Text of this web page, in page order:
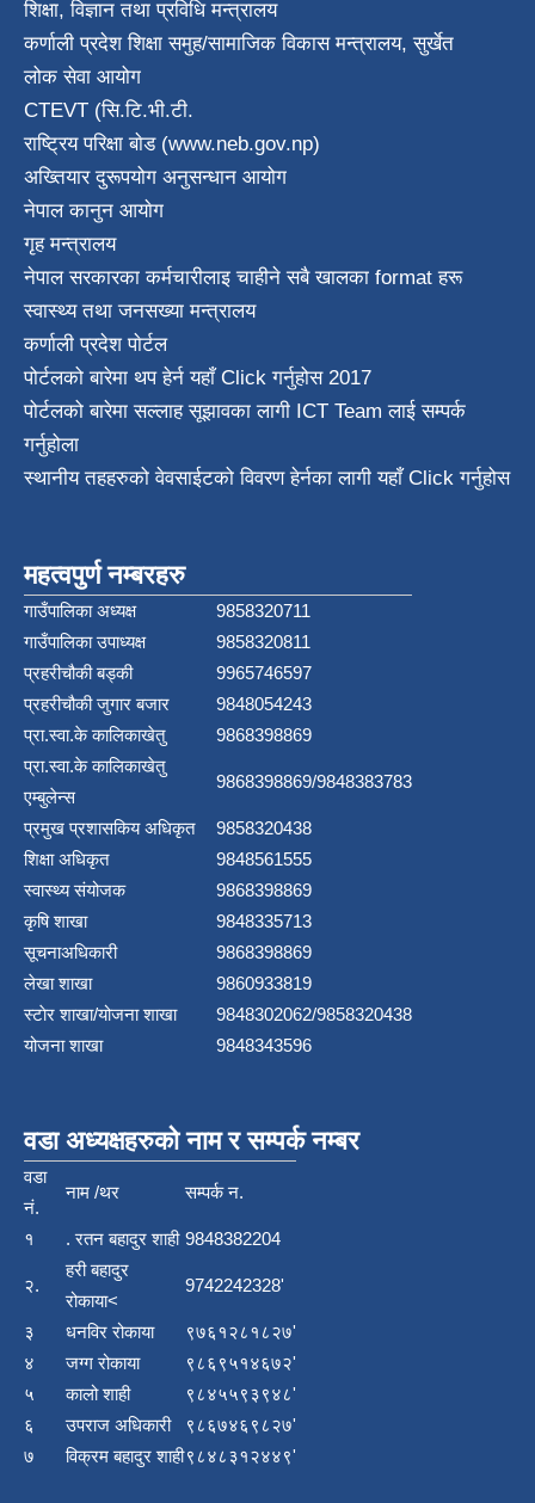
शिक्षा, विज्ञान तथा प्रविधि मन्त्रालय
कर्णाली प्रदेश शिक्षा समुह/सामाजिक विकास मन्त्रालय, सुर्खेत
लोक सेवा आयोग
CTEVT (सि.टि.भी.टी.
राष्ट्रिय परिक्षा बाेड (www.neb.gov.np)
अख्तियार दुरूपयोग अनुसन्धान आयोग
नेपाल कानुन आयाेग
गृह मन्त्रालय
नेपाल सरकारका कर्मचारीलाइ चाहीने सबै खालका format हरू
स्वास्थ्य तथा जनस‌ख्या मन्त्रालय
कर्णाली प्रदेश पाेर्टल
पोर्टलको बारेमा थप हेर्नयहाँ Click गर्नुहोस2017
पोर्टलको बारेमा सल्लाह सूझावका लागी ICT Teamलाई सम्पर्क
गर्नुहोला
स्थानीय तहहरुको वेवसाईटको विवरण हेर्नका लागी यहाँ Click गर्नुहोस
महत्वपुर्ण नम्बरहरु
गाउँपालिका अध्यक्ष
9858320711
गाउँपालिका उपाध्यक्ष
9858320811
प्रहरीचौकी बड्की
9965746597
प्रहरीचौकी जुगार बजार
9848054243
प्रा.स्वा.के कालिकाखेतु
9868398869
प्रा.स्वा.के कालिकाखेतु
एम्बुलेन्स
9868398869/9848383783
प्रमुख प्रशासकिय अधिकृत
9858320438
शिक्षा अधिकृत
9848561555
स्वास्थ्य संयोजक
9868398869
कृषि शाखा
9848335713
सूचनाअधिकारी
9868398869
लेखा शाखा
9860933819
स्टाेर शाखा/योजना शाखा
9848302062/9858320438
योजना शाखा
9848343596
वडा अध्यक्षहरुको नाम र सम्पर्क नम्बर
वडा
नं.
नाम /थर सम्पर्क न.
१ . रतन बहादुर शाही 9848382204
२.
हरी बहादुर
रोकाया<
9742242328'
३ धनविर रोकाया
९७६१२८१८२७'
४
जग्ग रोकाया
९८६९५१४६७२'
५
कालो शाही
९८४५५९३९४८'
६
उपराज अधिकारी
९८६७४६९८२७'
७
विक्रम बहादुर शाही९८४८३१२४४९'